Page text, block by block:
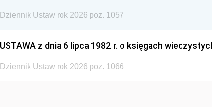
Dziennik Ustaw rok 2026 poz. 1057
USTAWA z dnia 6 lipca 1982 r. o księgach
Dziennik Ustaw rok 2026 poz. 1066